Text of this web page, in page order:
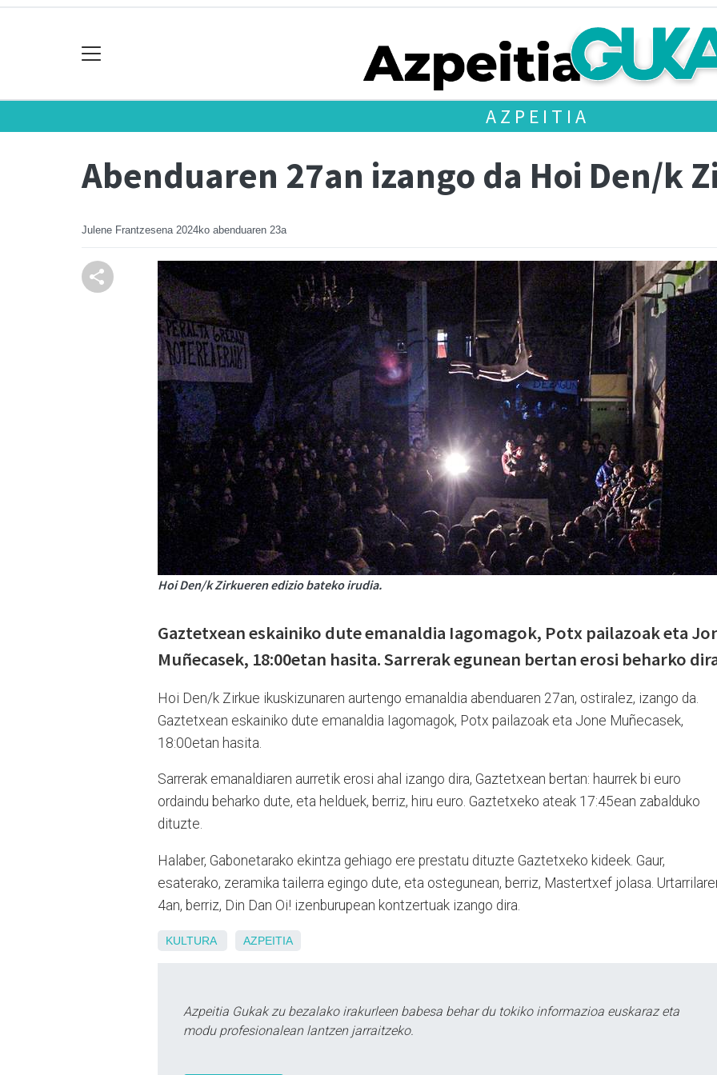
AZPEITIA
Abenduaren 27an izango da Hoi Den/k
Julene Frantzesena 2024ko abenduaren 23a
Hoi Den/k Zirkueren edizio bateko irudia.
Gaztetxean eskainiko dute emanaldia Iagomagok, Potx pailazoak eta
Muñecasek, 18:00etan hasita. Sarrerak egunean bertan erosi beharko
Hoi Den/k Zirkue ikuskizunaren aurtengo emanaldia abenduaren 27an, ostiralez, izango da.
Gaztetxean eskainiko dute emanaldia Iagomagok, Potx pailazoak eta Jone Muñecasek,
18:00etan hasita.
Sarrerak emanaldiaren aurretik erosi ahal izango dira, Gaztetxean bertan: haurrek bi euro
ordaindu beharko dute, eta helduek, berriz, hiru euro. Gaztetxeko ateak 17:45ean zabalduko
dituzte.
Halaber, Gabonetarako ekintza gehiago ere prestatu dituzte Gaztetxeko kideek. Gaur,
esaterako, zeramika tailerra egingo dute, eta ostegunean, berriz, Mastertxef jolasa.
4an, berriz, Din Dan Oi! izenburupean kontzertuak izango dira.
KULTURA AZPEITIA
Azpeitia Gukak zu bezalako irakurleen babesa behar du tokiko informazioa euskaraz eta
modu profesionalean lantzen jarraitzeko.